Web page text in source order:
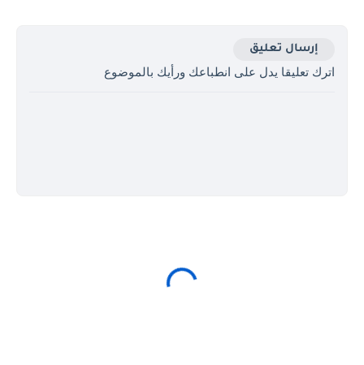
إرسال تعليق
اترك تعليقا يدل على انطباعك ورأيك بالموضوع